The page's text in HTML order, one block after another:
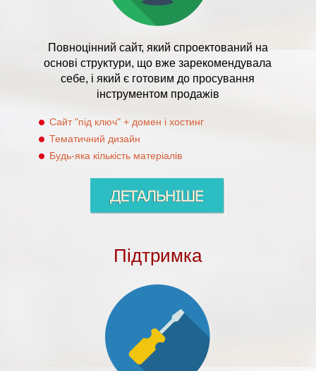
Повноцінний сайт, який спроектований на
основі структури, що вже зарекомендувала
себе, і який є готовим до просування
інструментом продажів
Сайт "під ключ" + домен і хостинг
Тематичний дизайн
Будь-яка кількість матеріалів
Підтримка